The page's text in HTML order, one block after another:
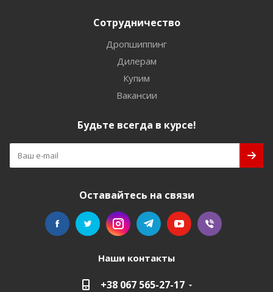
Сотрудничество
Дропшиппинг
Дилерам
Купим
Вакансии
Будьте всегда в курсе!
Оставайтесь на связи
Наши контакты
+38 067 565-27-17